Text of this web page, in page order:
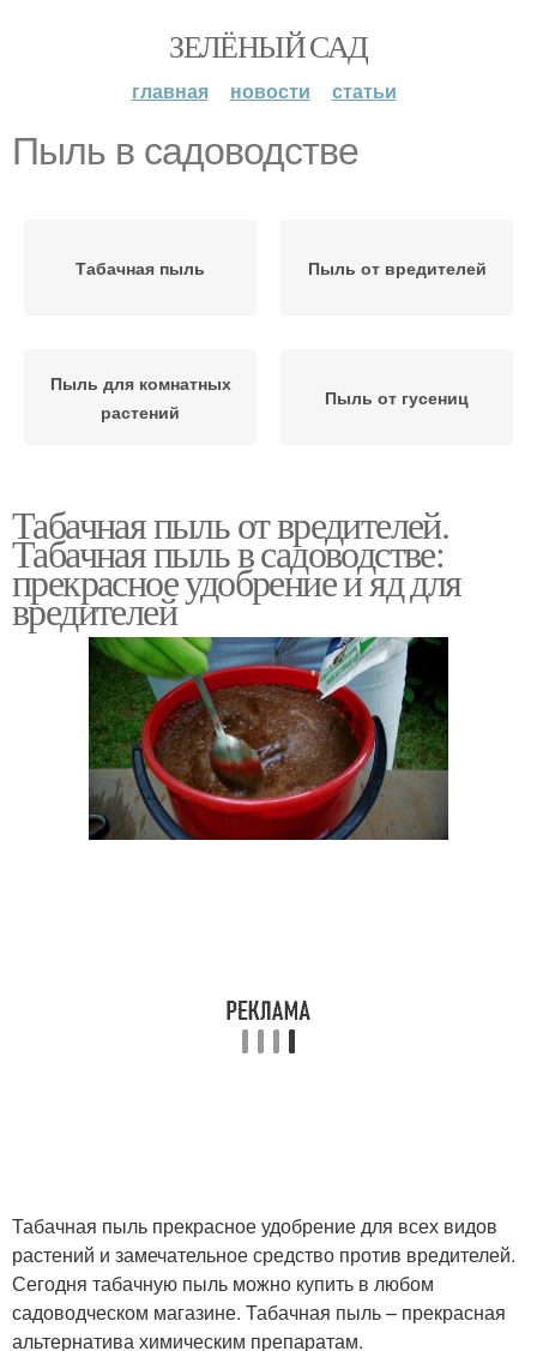
ЗЕЛЁНЫЙ САД
главная новости статьи
Пыль в садоводстве
Табачная пыль Пыль от вредителей
Пыль для комнатных
растений
Пыль от гусениц
Табачная пыль от вредителей.
Табачная пыль в садоводстве:
прекрасное удобрение и яд для
вредителей
Табачная пыль прекрасное удобрение для всех видов
растений и замечательное средство против вредителей.
Сегодня табачную пыль можно купить в любом
садоводческом магазине. Табачная пыль – прекрасная
альтернатива химическим препаратам.